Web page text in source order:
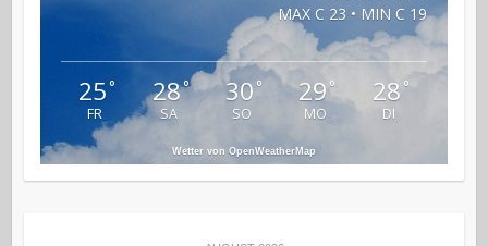
MAX C 23 • MIN C 19
25°
FR
28°
SA
30°
SO
29 °
MO
28°
DI
Wetter von OpenWeatherMap